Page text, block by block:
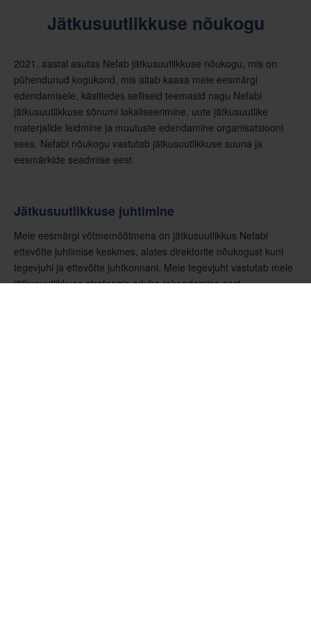
Jätkusuutlikkuse nõukogu
2021. aastal asutas Nefab jätkusuutlikkuse nõukogu, mis on
pühendunud kogukond, mis aitab kaasa meie eesmärgi
edendamisele, käsitledes selliseid teemasid nagu Nefabi
jätkusuutlikkuse sõnumi lokaliseerimine, uute jätkusuutlike
materjalide leidmine ja muutuste edendamine organisatsiooni
sees. Nefabi nõukogu vastutab jätkusuutlikkuse suuna ja
eesmärkide seadmise eest.
Jätkusuutlikkuse juhtimine
Meie eesmärgi võtmemõõtmena on jätkusuutlikkus Nefabi
ettevõtte juhtimise keskmes, alates direktorite nõukogust kuni
tegevjuhi ja ettevõtte juhtkonnani. Meie tegevjuht vastutab meie
jätkusuutlikkuse strateegia eduka rakendamise eest.